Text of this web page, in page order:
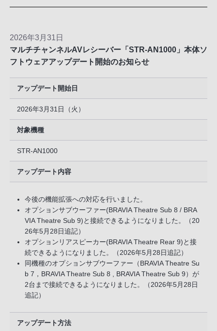
2026年3月31日
マルチチャンネルAVレシーバー「STR-AN1000」本体ソ
フトウェアアップデート開始のお知らせ
アップデート開始日
2026年3月31日（火）
対象機種
STR-AN1000
アップデート内容
今後の機能拡張への対応を行いました。
オプションサブウーファー(BRAVIA Theatre Sub 8 / BRA
VIA Theatre Sub 9)と接続できるようになりました。（20
26年5月28日追記）
オプションリアスピーカー(BRAVIA Theatre Rear 9)と接
続できるようになりました。（2026年5月28日追記）
同機種のオプションサブウーファー（BRAVIA Theatre Su
b 7，BRAVIA Theatre Sub 8 , BRAVIA Theatre Sub 9）が
2台まで接続できるようになりました。（2026年5月28日
追記）
アップデート方法